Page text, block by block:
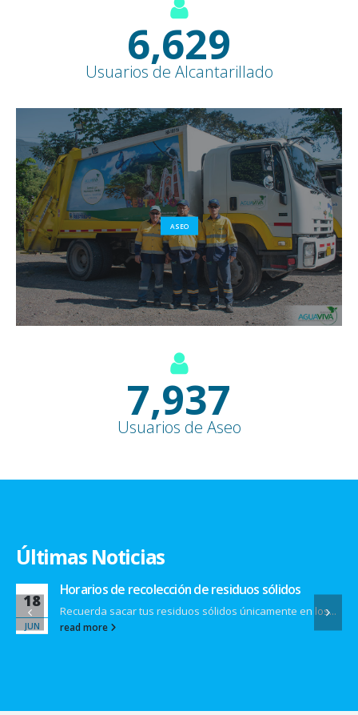
7,600+
Usuarios de Alcantarillado
ASEO
9,100+
Usuarios de Aseo
Últimas Noticias
18
JUN
Horarios de recolección de residuos sólidos
Recuerda sacar tus residuos sólidos únicamente en los...
read more